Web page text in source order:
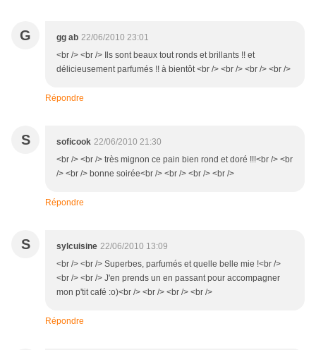
G gg ab 22/06/2010 23:01
<br /> <br /> Ils sont beaux tout ronds et brillants !! et
délicieusement parfumés !! à bientôt <br /> <br /> <br /> <br />
Répondre
S soficook 22/06/2010 21:30
<br /> <br /> très mignon ce pain bien rond et doré !!!<br /> <br
/> <br /> bonne soirée<br /> <br /> <br /> <br />
Répondre
S sylcuisine 22/06/2010 13:09
<br /> <br /> Superbes, parfumés et quelle belle mie !<br />
<br /> <br /> J'en prends un en passant pour accompagner
mon p'tit café :o)<br /> <br /> <br /> <br />
Répondre